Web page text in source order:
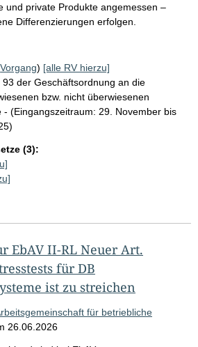
und private Produkte angemessen –
Differenzierungen erfolgen.
Vorgang) [alle RV hierzu]
der Geschäftsordnung an die
bzw. nicht überwiesenen
- (Eingangszeitraum: 29. November bis
(3):
EbAV II-RL Neuer Art.
für DB
ist zu streichen
für betriebliche
26.06.2026